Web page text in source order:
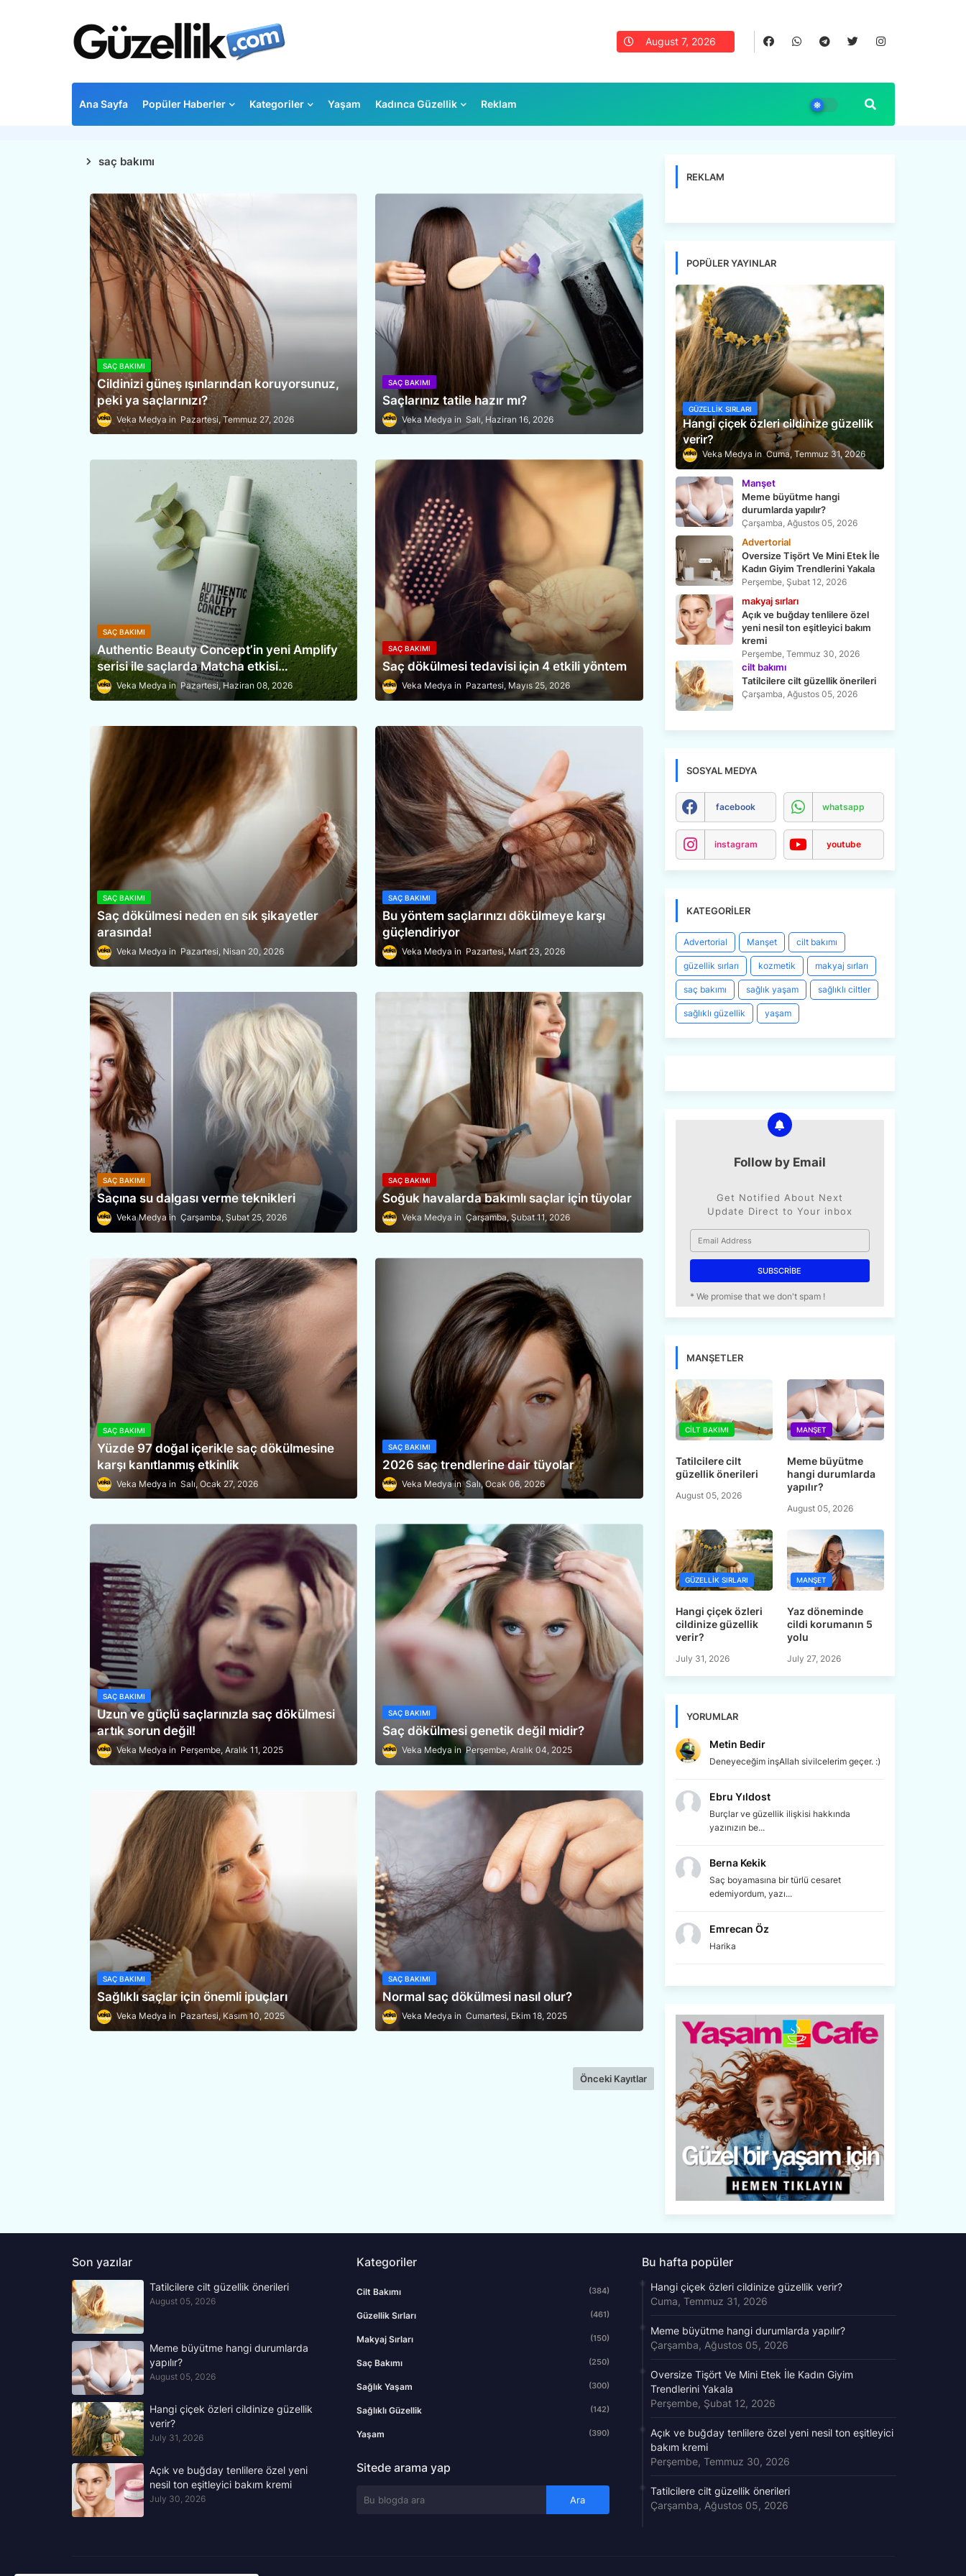
August 7, 2026
Ana Sayfa Popüler Haberler Kategoriler Yaşam Kadınca Güzellik Reklam
saç bakımı
SAÇ BAKIMI
Cildinizi güneş ışınlarından koruyorsunuz,
peki ya saçlarınızı?
Veka Medya Pazartesi, Temmuz 27, 2026
SAÇ BAKIMI
Saçlarınız tatile hazır mı?
Veka Medya Salı, Haziran 16, 2026
SAÇ BAKIMI
Authentic Beauty Concept’in yeni Amplify
serisi ile saçlarda Matcha etkisi…
Veka Medya Pazartesi, Haziran 08, 2026
SAÇ BAKIMI
Saç dökülmesi tedavisi için 4 etkili yöntem
Veka Medya Pazartesi, Mayıs 25, 2026
SAÇ BAKIMI
Saç dökülmesi neden en sık şikayetler
arasında!
Veka Medya Pazartesi, Nisan 20, 2026
SAÇ BAKIMI
Bu yöntem saçlarınızı dökülmeye karşı
güçlendiriyor
Veka Medya Pazartesi, Mart 23, 2026
SAÇ BAKIMI
Saçına su dalgası verme teknikleri
Veka Medya Çarşamba, Şubat 25, 2026
SAÇ BAKIMI
Soğuk havalarda bakımlı saçlar için tüyolar
Veka Medya Çarşamba, Şubat 11, 2026
SAÇ BAKIMI
Yüzde 97 doğal içerikle saç dökülmesine
karşı kanıtlanmış etkinlik
Veka Medya Salı, Ocak 27, 2026
SAÇ BAKIMI
2026 saç trendlerine dair tüyolar
Veka Medya Salı, Ocak 06, 2026
SAÇ BAKIMI
Uzun ve güçlü saçlarınızla saç dökülmesi
artık sorun değil!
Veka Medya Perşembe, Aralık 11, 2025
SAÇ BAKIMI
Saç dökülmesi genetik değil midir?
Veka Medya Perşembe, Aralık 04, 2025
SAÇ BAKIMI
Sağlıklı saçlar için önemli ipuçları
Veka Medya Pazartesi, Kasım 10, 2025
SAÇ BAKIMI
Normal saç dökülmesi nasıl olur?
Veka Medya Cumartesi, Ekim 18, 2025
Önceki Kayıtlar
REKLAM
POPÜLER YAYINLAR
GÜZELLIK SIRLARI
Hangi çiçek özleri cildinize güzellik
verir?
Veka Medya Cuma, Temmuz 31, 2026
Manşet
Meme büyütme hangi
durumlarda yapılır?
Çarşamba, Ağustos 05, 2026
Advertorial
Oversize Tişört Ve Mini Etek İle
Kadın Giyim Trendlerini Yakala
Perşembe, Şubat 12, 2026
makyaj sırları
Açık ve buğday tenlilere özel
yeni nesil ton eşitleyici bakım
kremi
Perşembe, Temmuz 30, 2026
cilt bakımı
Tatilcilere cilt güzellik önerileri
Çarşamba, Ağustos 05, 2026
SOSYAL MEDYA
facebook whatsapp
instagram youtube
KATEGORILER
Advertorial Manşet cilt bakımı
güzellik sırları kozmetik makyaj sırları
saç bakımı sağlık yaşam sağlıklı ciltler
sağlıklı güzellik yaşam
Follow by Email
Get Notified About Next
Update Direct to Your inbox
* We promise that we don't spam !
MANŞETLER
CILT BAKIMI
Tatilcilere cilt
güzellik önerileri
August 05, 2026
MANŞET
Meme büyütme
hangi durumlarda
yapılır?
August 05, 2026
GÜZELLIK SIRLARI
Hangi çiçek özleri
cildinize güzellik
verir?
July 31, 2026
MANŞET
Yaz döneminde
cildi korumanın 5
yolu
July 27, 2026
YORUMLAR
Metin Bedir
Deneyeceğim inşAllah sivilcelerim geçer. :)
Ebru Yıldost
Burçlar ve güzellik ilişkisi hakkında
yazınızın be...
Berna Kekik
Saç boyamasına bir türlü cesaret
edemiyordum, yazı...
Emrecan Öz
Harika
Son yazılar
Tatilcilere cilt güzellik önerileri
August 05, 2026
Meme büyütme hangi durumlarda
yapılır?
August 05, 2026
Hangi çiçek özleri cildinize güzellik
verir?
July 31, 2026
Açık ve buğday tenlilere özel yeni
nesil ton eşitleyici bakım kremi
July 30, 2026
Kategoriler
Cilt Bakımı (384)
Güzellik Sırları (461)
Makyaj Sırları (150)
Saç Bakımı (250)
Sağlık Yaşam (300)
Sağlıklı Güzellik (142)
Yaşam (390)
Sitede arama yap
Bu hafta popüler
Hangi çiçek özleri cildinize güzellik verir?
Cuma, Temmuz 31, 2026
Meme büyütme hangi durumlarda yapılır?
Çarşamba, Ağustos 05, 2026
Oversize Tişört Ve Mini Etek İle Kadın Giyim
Trendlerini Yakala
Perşembe, Şubat 12, 2026
Açık ve buğday tenlilere özel yeni nesil ton eşitleyici
bakım kremi
Perşembe, Temmuz 30, 2026
Tatilcilere cilt güzellik önerileri
Çarşamba, Ağustos 05, 2026